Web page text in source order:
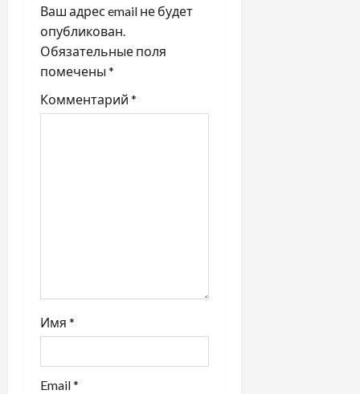
я
з
а
п
Ваш адрес email не будет
опубликован.
Обязательные поля
помечены *
Комментарий *
Имя *
Email*